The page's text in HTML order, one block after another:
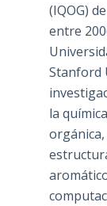
(IQOG)
entre
Stanford
la